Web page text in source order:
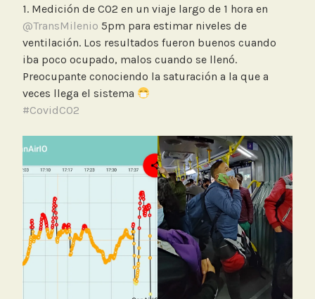
1. Medición de CO2 en un viaje largo de 1 hora en
@TransMilenio 5pm para estimar niveles de
ventilación. Los resultados fueron buenos cuando
iba poco ocupado, malos cuando se llenó.
Preocupante conociendo la saturación a la que a
veces llega el sistema
#CovidCO2